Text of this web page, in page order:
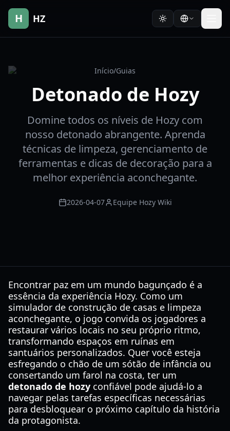
H HZ
Início/Guias
Detonado de Hozy
Domine todos os níveis de Hozy com
nosso detonado abrangente. Aprenda
técnicas de limpeza, gerenciamento de
ferramentas e dicas de decoração para a
melhor experiência aconchegante.
2026-04-07 Equipe Hozy Wiki
Encontrar paz em um mundo bagunçado é a
essência da experiência Hozy. Como um
simulador de construção de casas e limpeza
aconchegante, o jogo convida os jogadores a
restaurar vários locais no seu próprio ritmo,
transformando espaços em ruínas em
santuários personalizados. Quer você esteja
esfregando o chão de um sótão de infância ou
consertando um farol na costa, ter um
detonado de hozy confiável pode ajudá-lo a
navegar pelas tarefas específicas necessárias
para desbloquear o próximo capítulo da história
da protagonista.